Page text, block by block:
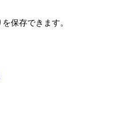
保存できます。